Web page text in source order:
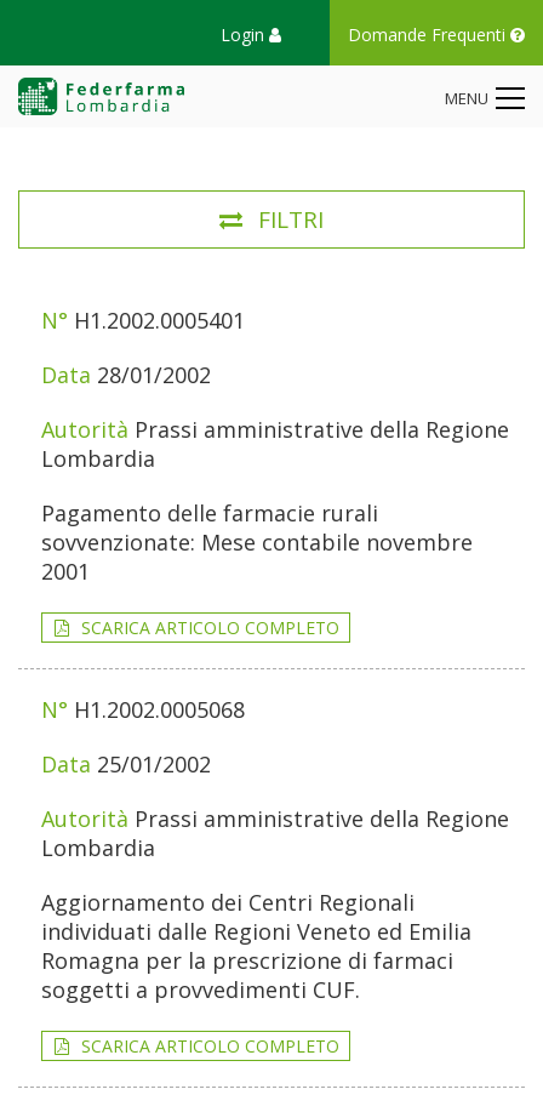
Login Domande Frequenti
MENU
FILTRI
H1.2002.0005401
28/01/2002
Prassi amministrative della Regione
Lombardia
Pagamento delle farmacie rurali
sovvenzionate: Mese contabile novembre
2001
SCARICA ARTICOLO COMPLETO
H1.2002.0005068
25/01/2002
Prassi amministrative della Regione
Lombardia
Aggiornamento dei Centri Regionali
individuati dalle Regioni Veneto ed Emilia
Romagna per la prescrizione di farmaci
soggetti a provvedimenti CUF.
SCARICA ARTICOLO COMPLETO